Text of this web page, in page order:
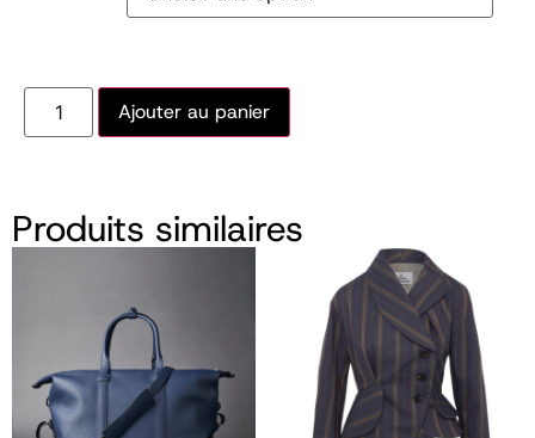
Ajouter au panier
Produits similaires